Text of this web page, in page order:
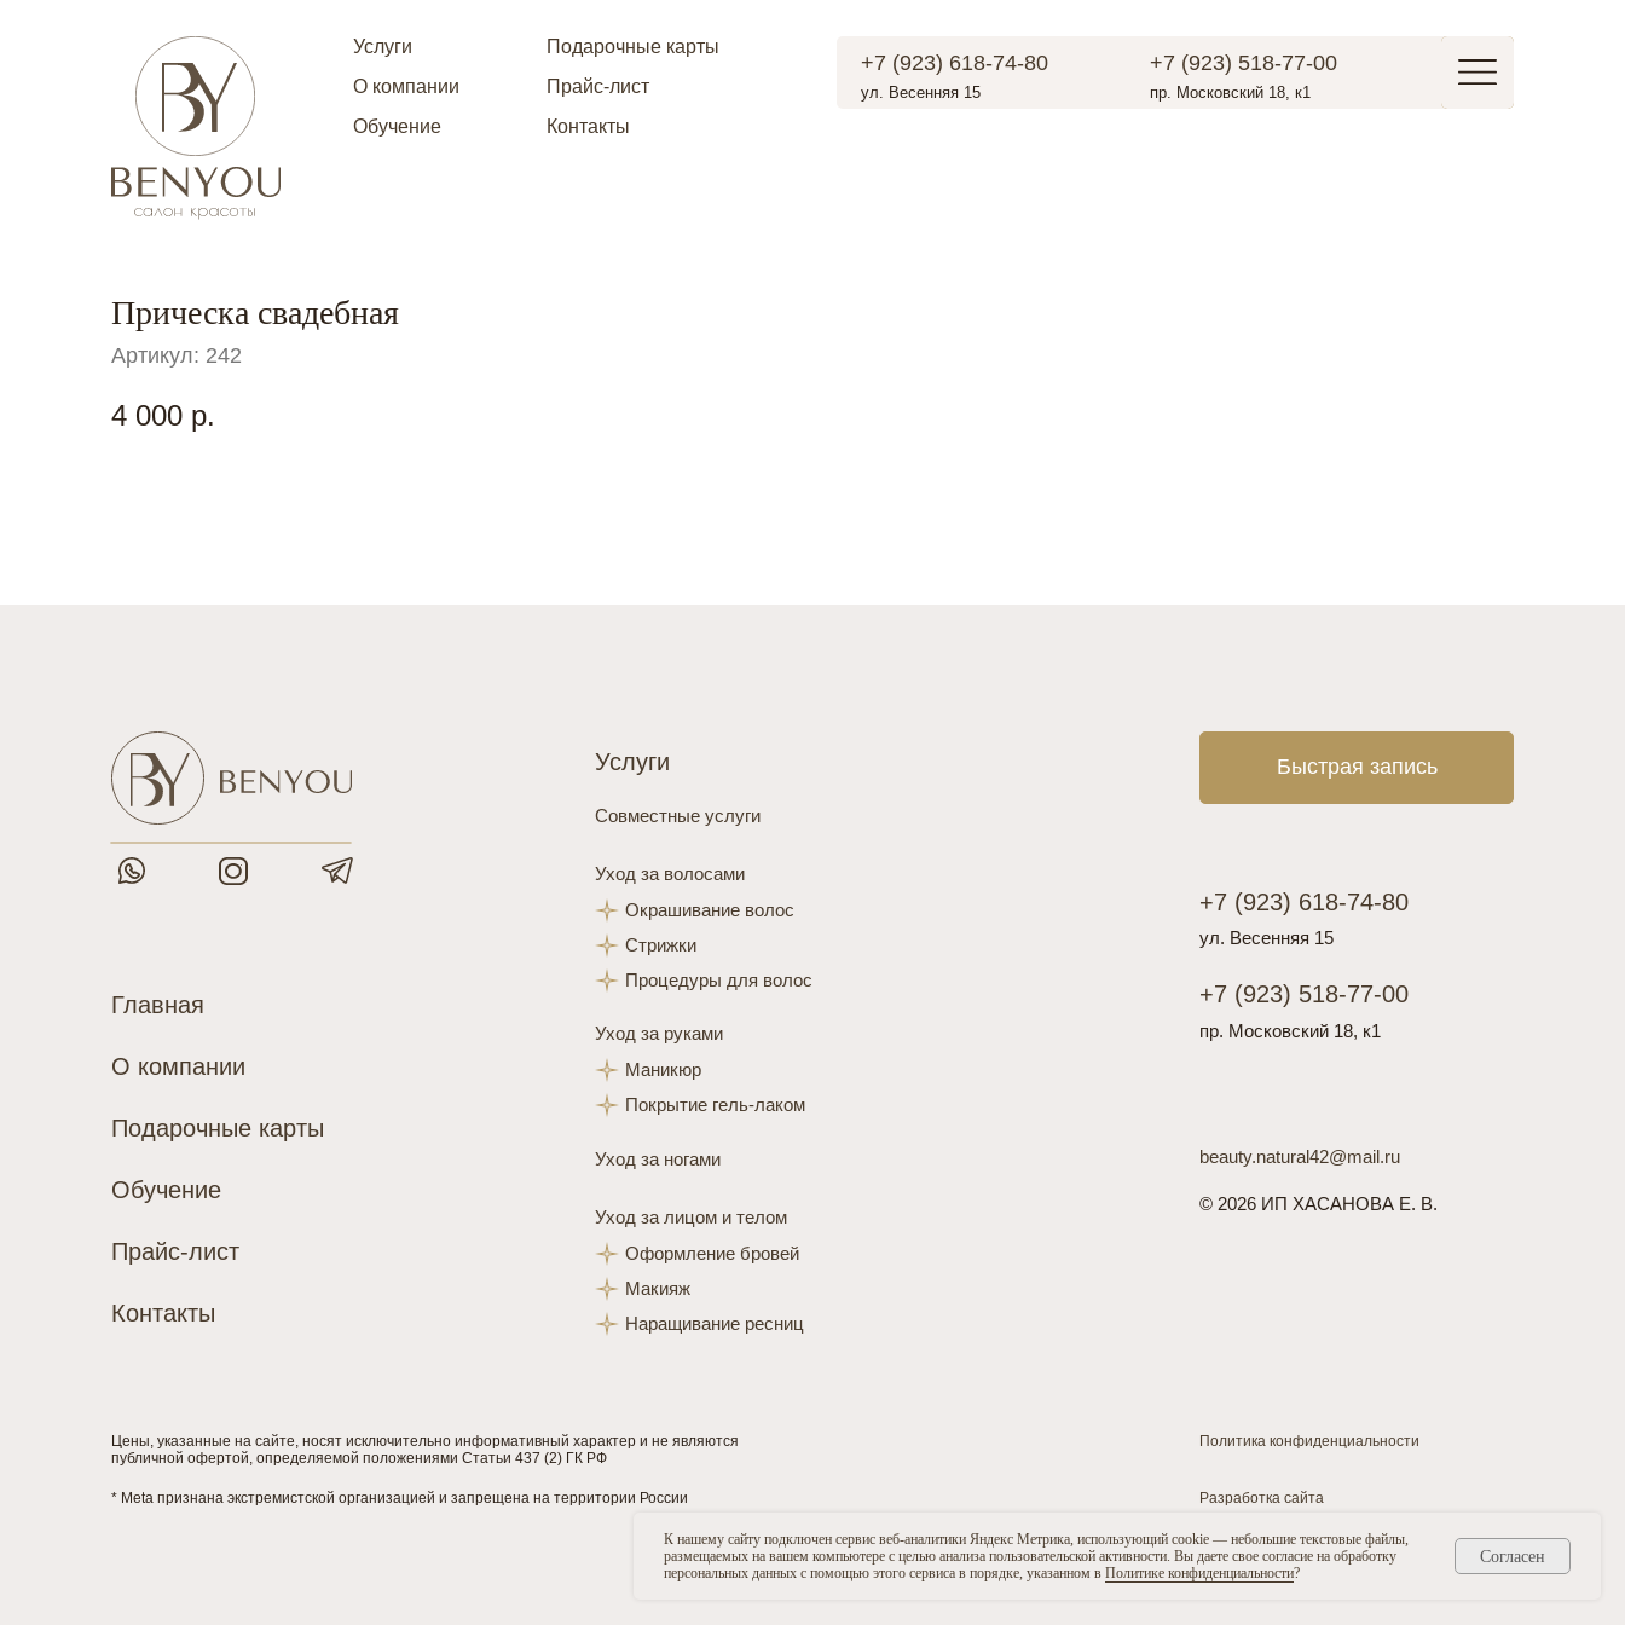
Услуги О компании Обучение
Услуги
О компании
Обучение
Контакты
ул. Весенняя 15
+7 (923) 618-74-80 +7 (923) 518-77-00
пр. Московский 18, к1
Прайс-лист
Подарочные карты
Прическа свадебная
Артикул: 242
4 000 р.
Услуги
Политика конфиденциальности
Разработка сайта
Главная
О компании
Подарочные карты
Обучение
Прайс-лист
Контакты
Совместные услуги
Уход за волосами
Окрашивание волос
Стрижки
Процедуры для волос
Уход за руками
Маникюр
Покрытие гель-лаком
Уход за ногами
Уход за лицом и телом
Оформление бровей
Макияж
Наращивание ресниц
Цены, указанные на сайте, носят исключительно информативный характер и не являются
публичной офертой, определяемой положениями Статьи 437 (2) ГК РФ
ул. Весенняя 15
+7 (923) 618-74-80
+7 (923) 518-77-00
пр. Московский 18, к1
beauty.natural42@mail.ru
Быстрая запись
© 2026 ИП ХАСАНОВА Е. В.
* Meta признана экстремистской организацией и запрещена на территории России
К нашему сайту подключен сервис веб-аналитики Яндекс Метрика, использующий cookie — небольшие текстовые файлы,
размещаемых на вашем компьютере с целью анализа пользовательской активности. Вы даете свое согласие на обработку
персональных данных с помощью этого сервиса в порядке, указанном в Политике конфиденциальности?
Согласен